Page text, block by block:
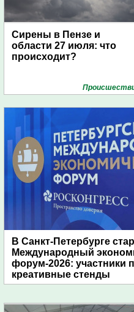
Сирены в Пензе и
области 27 июля: что
происходит?
В Санкт-Петербурге
Международный
форум-2026: участники
креативные стенды